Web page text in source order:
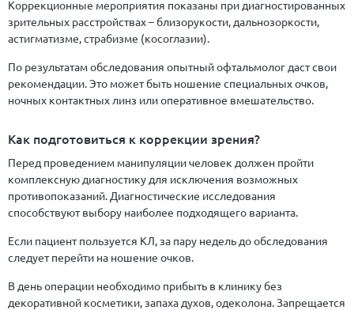
Коррекционные мероприятия показаны при диагностированных
зрительных расстройствах – близорукости, дальнозоркости,
астигматизме, страбизме (косоглазии).
По результатам обследования опытный офтальмолог даст свои
рекомендации. Это может быть ношение специальных очков,
ночных контактных линз или оперативное вмешательство.
Как подготовиться к коррекции зрения?
Перед проведением манипуляции человек должен пройти
комплексную диагностику для исключения возможных
противопоказаний. Диагностические исследования
способствуют выбору наиболее подходящего варианта.
Если пациент пользуется КЛ, за пару недель до обследования
следует перейти на ношение очков.
В день операции необходимо прибыть в клинику без
декоративной косметики, запаха духов, одеколона. Запрещается